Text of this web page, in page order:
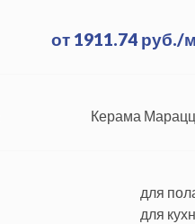
от 1911.74 руб./м
Керама
для
для